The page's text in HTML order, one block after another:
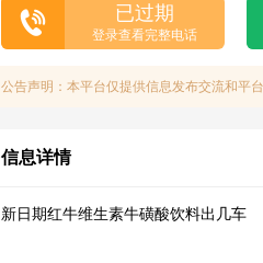
已过期
登录查看完整电话
公告声明：本平台仅提供信息发布交流和平
信息详情
新日期红牛维生素牛磺酸饮料出几车